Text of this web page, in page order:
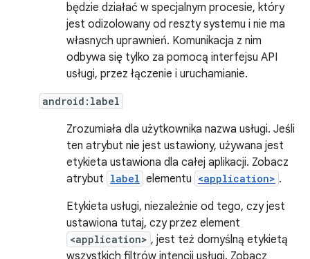
będzie działać w specjalnym procesie, który
jest odizolowany od reszty systemu i nie ma
własnych uprawnień. Komunikacja z nim
odbywa się tylko za pomocą interfejsu API
usługi, przez łączenie i uruchamianie.
android:label
Zrozumiała dla użytkownika nazwa usługi. Jeśli
ten atrybut nie jest ustawiony, używana jest
etykieta ustawiona dla całej aplikacji. Zobacz
atrybut label elementu <application> .
Etykieta usługi, niezależnie od tego, czy jest
ustawiona tutaj, czy przez element
<application> , jest też domyślną etykietą
wszystkich filtrów intencji usługi. Zobacz